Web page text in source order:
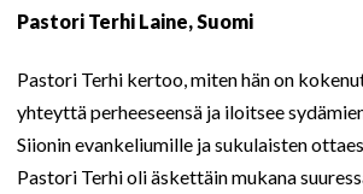
Pastori Terhi Laine, Suomi
Pastori Terhi kertoo, miten hän on
yhteyttä perheeseensä ja iloitsee
Siionin evankeliumille ja sukulaisten
Pastori Terhi oli äskettäin mukana